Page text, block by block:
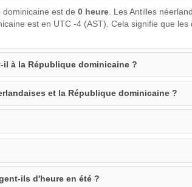
est de 0 heure . Les Antilles
est en UTC -4 (AST). Cela signifie que les
à la République dominicaine ?
et la République dominicaine ?
ils d'heure en été ?